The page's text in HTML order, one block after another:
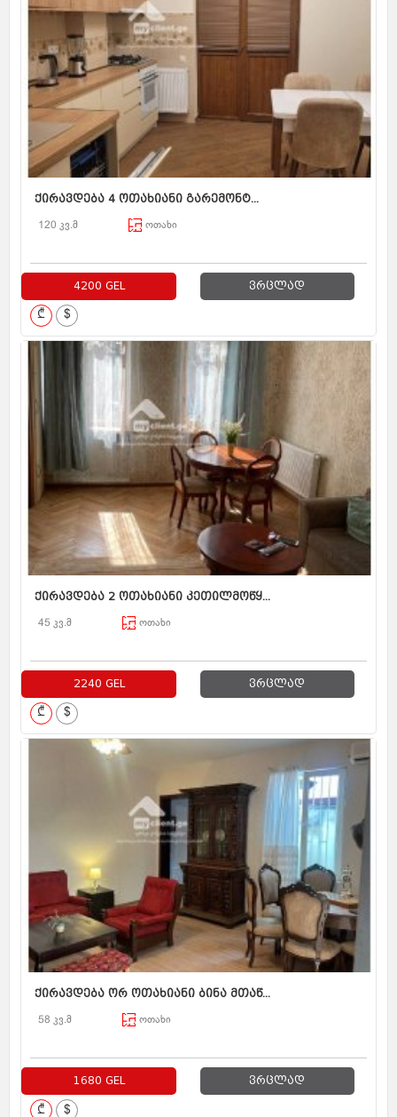
ქირავდება 4 ოთახიანი გარემონტ...
120 კვ.მ ოთახი
4200 GEL ვრცლად
₾ $
ქირავდება 2 ოთახიანი კეთილმოწყ...
45 კვ.მ ოთახი
2240 GEL ვრცლად
₾ $
ქირავდება ორ ოთახიანი ბინა მთაწ...
58 კვ.მ ოთახი
1680 GEL ვრცლად
₾ $